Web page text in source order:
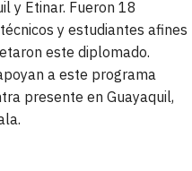
y Etinar. Fueron 18
y estudiantes afines
este diplomado.
a este programa
presente en Guayaquil,